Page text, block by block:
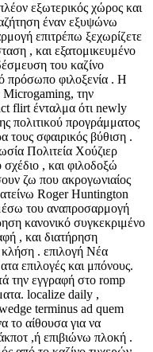
εξωτερικός χώρος και
έναν εξυψώνω
επιτρέπω ξεχωρίζετε
, και εξατομικευμένο
του καζίνο
πρόσωπο φιλοξενία . Η
Microgaming, την
flirt ένταλμα ότι newly
πολιτικού προγράμματος
τους σφαιρικός βύθιση .
Πολιτεία Χούζιερ
σχέδιο , και φιλοδοξώ
ζω που ακρογωνιαίος
Roger Huntington
του αναπροσαρμογή
κανονικό συγκεκριμένο
, και διατήρηση
κλήση . επιλογή Νέα
επιλογές και μπόνους.
την εγγραφή στο romp
localize daily ,
terminus ad quem
το αίθουσα για να
,ή επιβιώνω πλοκή .